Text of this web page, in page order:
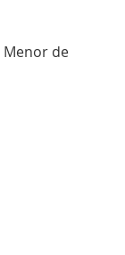
Menor de